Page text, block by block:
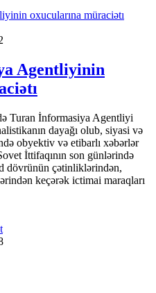
Agentliyinin
Turan İnformasiya Agentliyi
dayağı olub, siyasi və
obyektiv və etibarlı xəbərlər
İttifaqının son günlərində
dövrünün çətinliklərindən,
keçərək ictimai maraqları